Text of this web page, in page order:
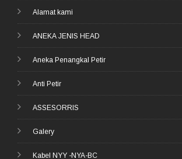
Alamat kami
ANEKA JENIS HEAD
Aneka Penangkal Petir
Anti Petir
ASSESORRIS
Galery
Kabel NYY -NYA-BC